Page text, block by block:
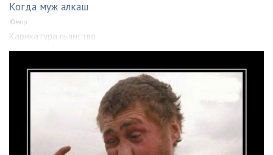
Когда муж алкаш
Юмор
Карикатура пьянство